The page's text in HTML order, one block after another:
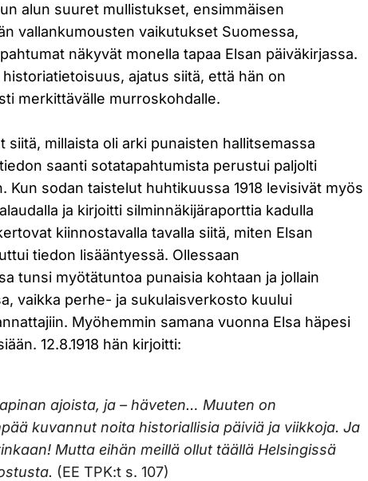
alun suuret mullistukset, ensimmäisen
vallankumousten vaikutukset Suomessa,
näkyvät monella tapaa Elsan päiväkirjassa.
ajatus siitä, että hän on
merkittävälle murroskohdalle.
siitä, millaista oli arki punaisten hallitsemassa
saanti sotatapahtumista perustui paljolti
Kun sodan taistelut huhtikuussa 1918 levisivät myös
ja kirjoitti silminnäkijäraporttia kadulla
kiinnostavalla tavalla siitä, miten Elsan
tiedon lisääntyessä. Ollessaan
tunsi myötätuntoa punaisia kohtaan ja jollain
vaikka perhe- ja sukulaisverkosto kuului
Myöhemmin samana vuonna Elsa häpesi
12.8.1918 hän kirjoitti:
ajoista, ja – häveten… Muuten on
kuvannut noita historiallisia päiviä ja viikkoja. Ja
Mutta eihän meillä ollut täällä Helsingissä
(EE TPK:t s. 107)